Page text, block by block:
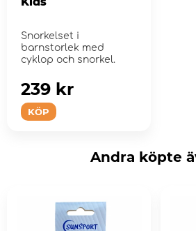
Snorkelset i
barnstorlek med
cyklop och snorkel.
KÖP
239 kr
Andra köpte